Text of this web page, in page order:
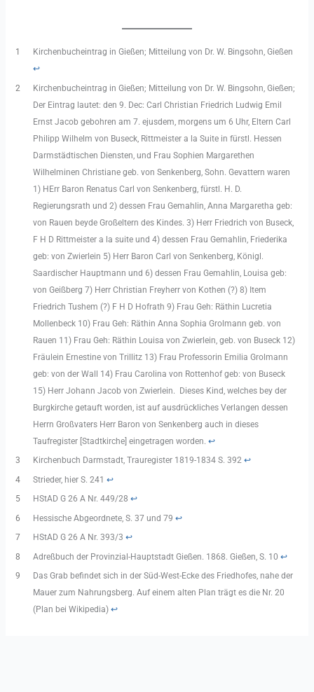
1
Kirchenbucheintrag in Gießen; Mitteilung von Dr. W. Bingsohn, Gießen
↩︎
2
Kirchenbucheintrag in Gießen; Mitteilung von Dr. W. Bingsohn, Gießen;
Der Eintrag lautet: den 9. Dec: Carl Christian Friedrich Ludwig Emil
Ernst Jacob gebohren am 7. ejusdem, morgens um 6 Uhr, Eltern Carl
Philipp Wilhelm von Buseck, Rittmeister a la Suite in fürstl. Hessen
Darmstädtischen Diensten, und Frau Sophien Margarethen
Wilhelminen Christiane geb. von Senkenberg, Sohn. Gevattern waren
1) HErr Baron Renatus Carl von Senkenberg, fürstl. H. D.
Regierungsrath und 2) dessen Frau Gemahlin, Anna Margaretha geb:
von Rauen beyde Großeltern des Kindes. 3) Herr Friedrich von Buseck,
F H D Rittmeister a la suite und 4) dessen Frau Gemahlin, Friederika
geb: von Zwierlein 5) Herr Baron Carl von Senkenberg, Königl.
Saardischer Hauptmann und 6) dessen Frau Gemahlin, Louisa geb:
von Geißberg 7) Herr Christian Freyherr von Kothen (?) 8) Item
Friedrich Tushem (?) F H D Hofrath 9) Frau Geh: Räthin Lucretia
Mollenbeck 10) Frau Geh: Räthin Anna Sophia Grolmann geb. von
Rauen 11) Frau Geh: Räthin Louisa von Zwierlein, geb. von Buseck 12)
Fräulein Ernestine von Trillitz 13) Frau Professorin Emilia Grolmann
geb: von der Wall 14) Frau Carolina von Rottenhof geb: von Buseck
15) Herr Johann Jacob von Zwierlein. Dieses Kind, welches bey der
Burgkirche getauft worden, ist auf ausdrückliches Verlangen dessen
Herrn Großvaters Herr Baron von Senkenberg auch in dieses
Taufregister [Stadtkirche] eingetragen worden. ↩︎
3
Kirchenbuch Darmstadt, Trauregister 1819-1834 S. 392 ↩︎
4
Strieder, hier S. 241 ↩︎
5
HStAD G 26 A Nr. 449/28 ↩︎
6
Hessische Abgeordnete, S. 37 und 79 ↩︎
7
HStAD G 26 A Nr. 393/3 ↩︎
8
Adreßbuch der Provinzial-Hauptstadt Gießen. 1868. Gießen, S. 10 ↩︎
9
Das Grab befindet sich in der Süd-West-Ecke des Friedhofes, nahe der
Mauer zum Nahrungsberg. Auf einem alten Plan trägt es die Nr. 20
(Plan bei Wikipedia) ↩︎